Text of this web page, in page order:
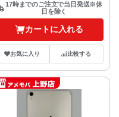
17時までのご注文で当日発送※休
日を除く
カートに入れる
お気に入り 比較する